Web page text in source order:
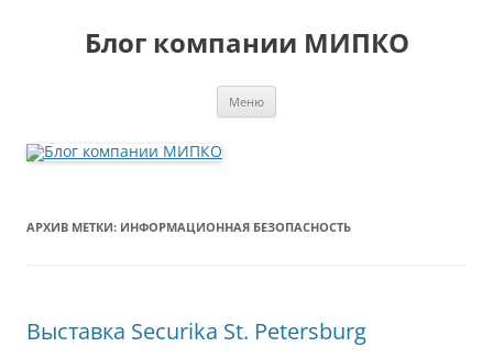
содержимомуБлог компании МИПКО
Меню
АРХИВ МЕТКИ: ИНФОРМАЦИОННАЯ БЕЗОПАСНОСТЬ
Выставка Securika St. Petersburg